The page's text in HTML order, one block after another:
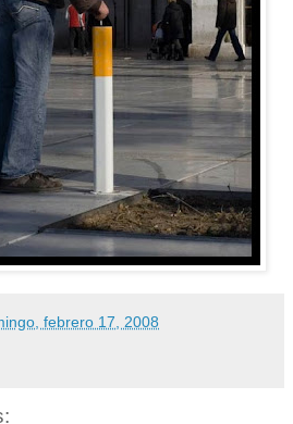
febrero 17, 2008